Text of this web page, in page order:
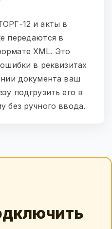
12 и акты в
передаются в
XML. Это
в реквизитах
документа ваш
подгрузить его в
без ручного ввода.